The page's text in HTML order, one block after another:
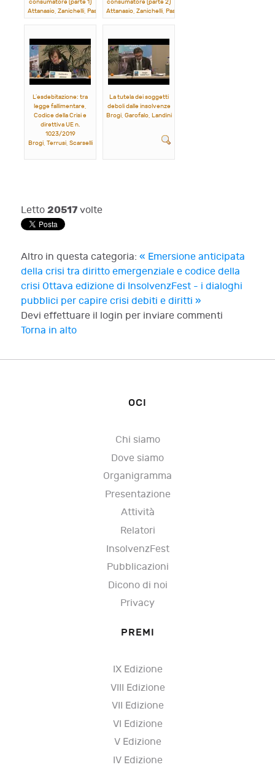
consumatore (parte 1)
Attanasio, Zanichelli, Pasquariello, Angelini
consumatore (parte 2)
Attanasio, Zanichelli, Pasquariello, Angelini
L’esdebitazione: tra
legge fallimentare,
Codice della Crisi e
direttiva UE n.
1023/2019
Brogi, Terrusi, Scarselli
La tutela dei soggetti
deboli dalle insolvenze
Brogi, Garofalo, Landini
Letto 20517 volte
Altro in questa categoria: « Emersione anticipata
della crisi tra diritto emergenziale e codice della
crisi Ottava edizione di InsolvenzFest - i dialoghi
pubblici per capire crisi debiti e diritti »
Devi effettuare il login per inviare commenti
Torna in alto
OCI
Chi siamo
Dove siamo
Organigramma
Presentazione
Attività
Relatori
InsolvenzFest
Pubblicazioni
Dicono di noi
Privacy
PREMI
IX Edizione
VIII Edizione
VII Edizione
VI Edizione
V Edizione
IV Edizione